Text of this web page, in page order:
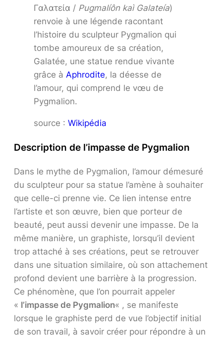
Γαλατεία / Pugmalíôn kaì Galateía)
renvoie à une légende racontant
l’histoire du sculpteur Pygmalion qui
tombe amoureux de sa création,
Galatée, une statue rendue vivante
grâce à Aphrodite, la déesse de
l’amour, qui comprend le vœu de
Pygmalion.
source : Wikipédia
Description de l’impasse de Pygmalion
Dans le mythe de Pygmalion, l’amour démesuré
du sculpteur pour sa statue l’amène à souhaiter
que celle-ci prenne vie. Ce lien intense entre
l’artiste et son œuvre, bien que porteur de
beauté, peut aussi devenir une impasse. De la
même manière, un graphiste, lorsqu’il devient
trop attaché à ses créations, peut se retrouver
dans une situation similaire, où son attachement
profond devient une barrière à la progression.
Ce phénomène, que l’on pourrait appeler
« l’impasse de Pygmalion« , se manifeste
lorsque le graphiste perd de vue l’objectif initial
de son travail, à savoir créer pour répondre à un